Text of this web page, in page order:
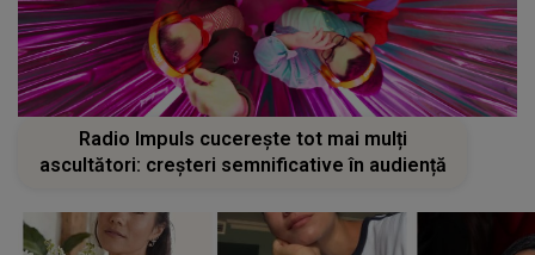
Radio Impuls cucerește tot mai mulți
ascultători: creșteri semnificative în audiență